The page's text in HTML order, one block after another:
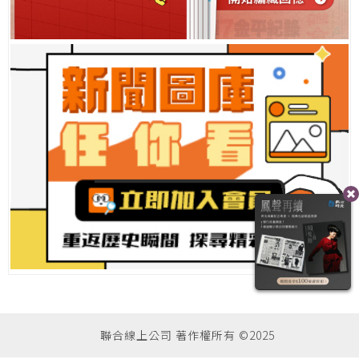
聯合線上公司 著作權所有 ©2025